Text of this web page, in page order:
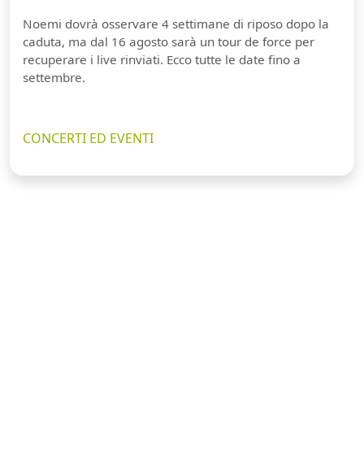
Noemi dovrà osservare 4 settimane di riposo dopo la
caduta, ma dal 16 agosto sarà un tour de force per
recuperare i live rinviati. Ecco tutte le date fino a
settembre.
CONCERTI ED EVENTI